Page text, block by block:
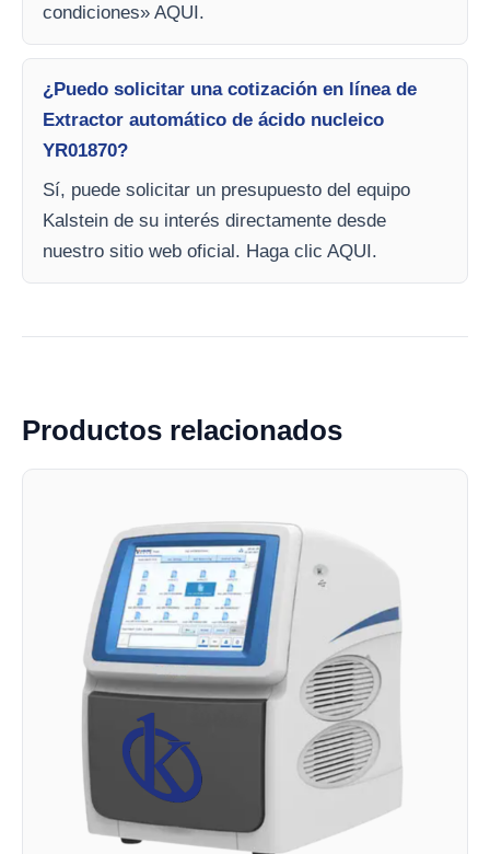
condiciones» AQUI.
¿Puedo solicitar una cotización en línea de
Extractor automático de ácido nucleico
YR01870?
Sí, puede solicitar un presupuesto del equipo
Kalstein de su interés directamente desde
nuestro sitio web oficial. Haga clic AQUI.
Productos relacionados